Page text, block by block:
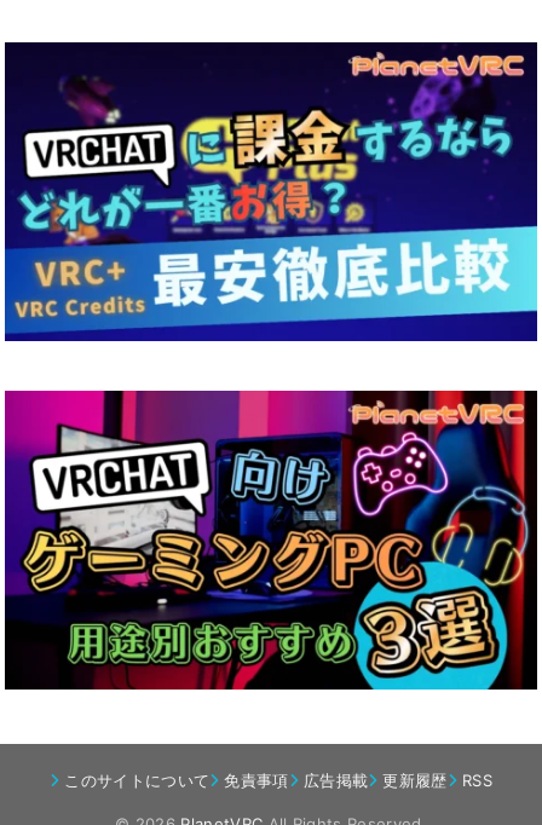
このサイトについて 免責事項 広告掲載 更新履歴 RSS